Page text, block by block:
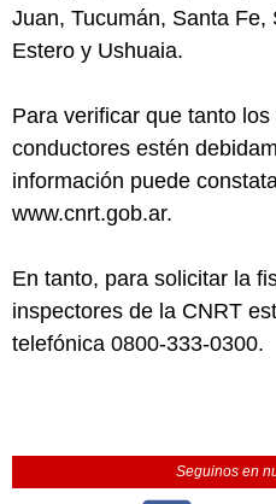
Juan, Tucumán, Santa Fe,
Estero y Ushuaia.
Para verificar que tanto
conductores estén
información puede
www.cnrt.gob.ar.
En tanto, para solicitar la
inspectores de la CNRT
telefónica 0800-333-0300.
Seguinos en